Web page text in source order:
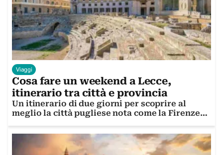
Viaggi
Cosa fare un weekend a Lecce,
itinerario tra città e provincia
Un itinerario di due giorni per scoprire al
meglio la città pugliese nota come la Firenze